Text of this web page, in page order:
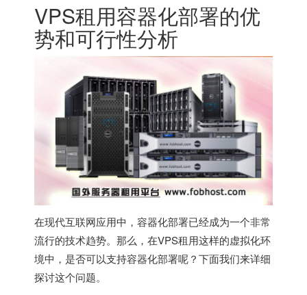
VPS租用容器化部署的优
势和可行性分析
在现代互联网应用中，容器化部署已经成为一个非常
流行的技术趋势。那么，在VPS租用这样的虚拟化环
境中，是否可以支持容器化部署呢？下面我们来详细
探讨这个问题。